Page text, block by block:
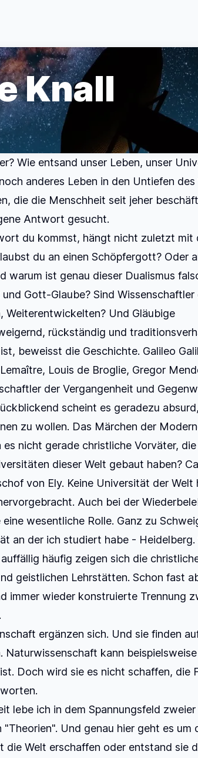
Knall
Wie entsand unser Leben, unser
anderes Leben in den Untiefen des
die die Menschheit seit jeher
Antwort gesucht.
du kommst, hängt nicht zuletzt mit
du an einen Schöpfergott? Oder
warum ist genau dieser Dualismus
Gott-Glaube? Sind Wissenschaftler
Weiterentwickelten? Und Gläubige
rückständig und
beweisst die Geschichte. Galileo
Louis de Broglie, Gregor
der Vergangenheit und
scheint es geradezu
zu wollen. Das Märchen der
es nicht gerade christliche Vorväter,
dieser Welt gebaut haben?
von Ely. Keine Universität der Welt
Auch bei der
wesentliche Rolle. Ganz zu
an der ich studiert habe - Heidelberg.
häufig zeigen sich die
geistlichen Lehrstätten. Schon fast
immer wieder konstruierte Trennung
ergänzen sich. Und sie finden
Naturwissenschaft kann
Doch wird sie es nicht schaffen, die
lebe ich in dem Spannungsfeld
Und genau hier geht es um
die Welt erschaffen oder entstand sie